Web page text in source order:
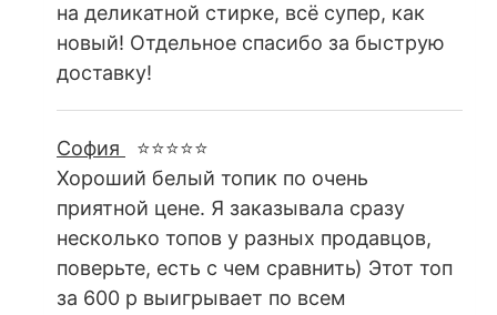
на деликатной стирке, всё супер, как
новый! Отдельное спасибо за быструю
доставку!
София
⭐⭐⭐⭐⭐
Хороший белый топик по очень
приятной цене. Я заказывала сразу
несколько топов у разных продавцов,
поверьте, есть с чем сравнить) Этот топ
за 600 р выигрывает по всем